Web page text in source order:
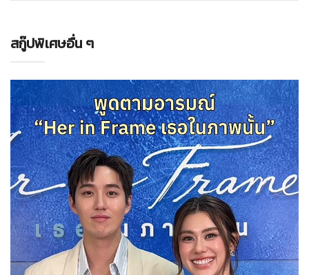
สกู๊ปพิเศษอื่น ๆ